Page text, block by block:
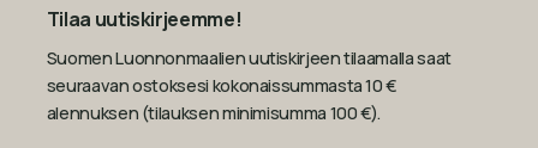
Tilaa uutiskirjeemme!
Suomen Luonnonmaalien uutiskirjeen tilaamalla saat
seuraavan ostoksesi kokonaissummasta 10 €
alennuksen (tilauksen minimisumma 100 €).